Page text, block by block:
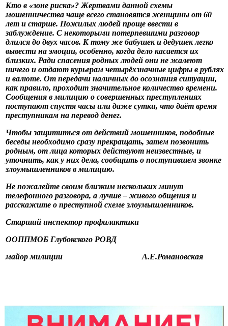
Кто в «зоне риска»? Жертвами данной схемы
мошенничества чаще всего становятся женщины от 60
лет и старше. Пожилых людей проще ввести в
заблуждение. С некоторыми потерпевшими разговор
длился до двух часов. К тому же бабушек и дедушек легко
вывести на эмоции, особенно, когда дело касается их
близких. Ради спасения родных людей они не жалеют
ничего и отдают курьерам четырёхзначные цифры в рублях
и валюте. От передачи наличных до осознания ситуации,
как правило, проходит значительное количество времени.
Сообщения в милицию о совершенных преступлениях
поступают спустя часы или даже сутки, что даёт время
преступникам на перевод денег.
Чтобы защититься от действий мошенников, подобные
беседы необходимо сразу прекращать, затем позвонить
родным, от лица которых действуют неизвестные, и
уточнить, как у них дела, сообщить о поступившем звонке
злоумышленников в милицию.
Не пожалейте своим близким нескольких минут
телефонного разговора, а лучше – живого общения и
расскажите о преступной схеме злоумышленников.
Старший инспектор профилактики
ООППМОБ Глубокского РОВД
майор милиции А.Е.Романовская